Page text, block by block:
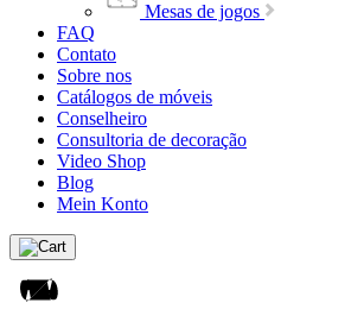
Mesas de jogos
FAQ
Contato
Sobre nos
Catálogos de móveis
Conselheiro
Consultoria de decoração
Video Shop
Blog
Mein Konto